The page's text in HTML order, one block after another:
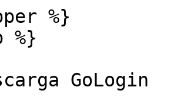
%}
%}
GoLogin